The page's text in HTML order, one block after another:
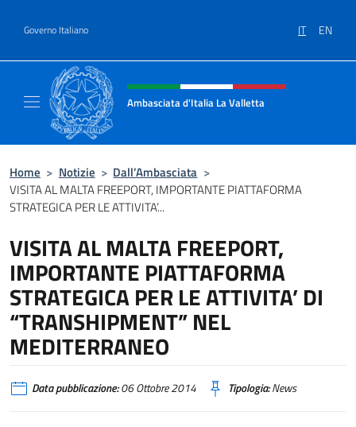
Governo Italiano IT EN
Intestazione sito, social e menù
Ambasciata d'Italia La Valletta
Home > Notizie > Dall’Ambasciata >
VISITA AL MALTA FREEPORT, IMPORTANTE PIATTAFORMA
STRATEGICA PER LE ATTIVITA’...
VISITA AL MALTA FREEPORT,
IMPORTANTE PIATTAFORMA
STRATEGICA PER LE ATTIVITA’ DI
“TRANSHIPMENT” NEL
MEDITERRANEO
Data pubblicazione:06 Ottobre 2014 Tipologia:News